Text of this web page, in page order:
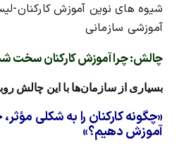
شیوه های نوین آموزش کارکنان-
آموزشی سازمانی
چالش: چرا آموزش کارکنان سخت
بسیاری از سازمان‌ها با این چالش
«چگونه کارکنان را به شکلی
آموزش دهیم؟»